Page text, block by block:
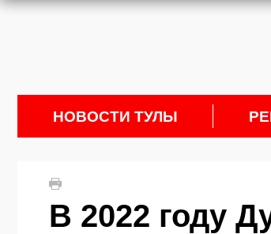
НОВОСТИ ТУЛЫ
В 2022 году